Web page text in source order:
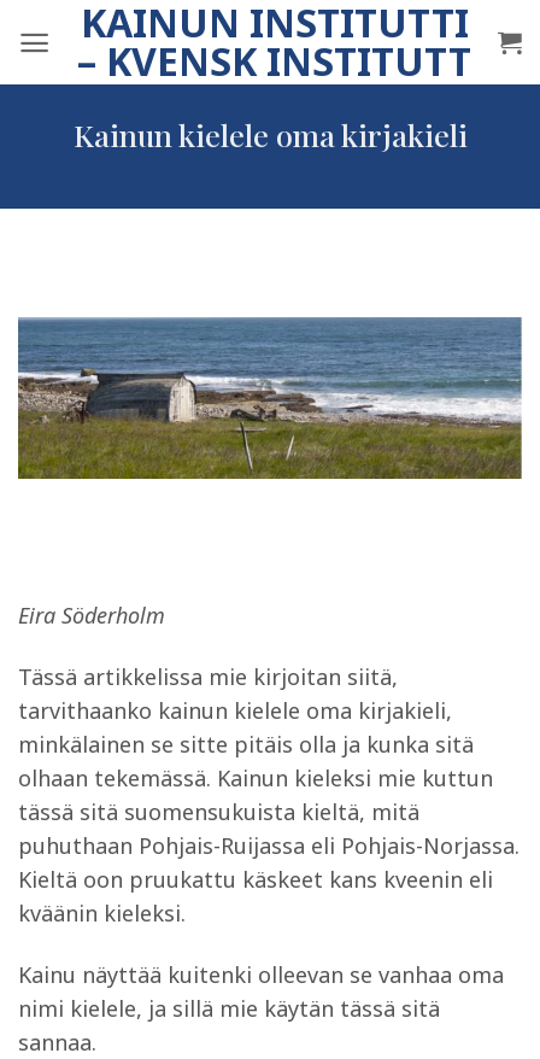
to
content
KAINUN INSTITUTTI
– KVENSK INSTITUTT
Kainun kielele oma kirjakieli
Eira Söderholm
Tässä artikkelissa mie kirjoitan siitä,
tarvithaanko kainun kielele oma kirjakieli,
minkälainen se sitte pitäis olla ja kunka sitä
olhaan tekemässä. Kainun kieleksi mie kuttun
tässä sitä suomensukuista kieltä, mitä
puhuthaan Pohjais-Ruijassa eli Pohjais-Norjassa.
Kieltä oon pruukattu käskeet kans kveenin eli
kväänin kieleksi.
Kainu näyttää kuitenki olleevan se vanhaa oma
nimi kielele, ja sillä mie käytän tässä sitä
sannaa.